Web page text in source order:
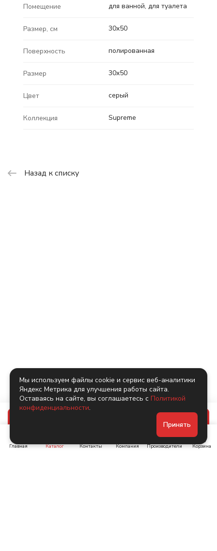
Помещение для ванной, для туалета
Размер, см 30x50
Поверхность полированная
Размер 30x50
Цвет серый
Коллекция Supreme
Назад к списку
Главная Каталог Контакты Компания Производители Корзина
Мы используем файлы cookie и сервис веб-аналитики
Яндекс Метрика для улучшения работы сайта.
Оставаясь на сайте, вы соглашаетесь с Политикой
конфиденциальности.
Принять